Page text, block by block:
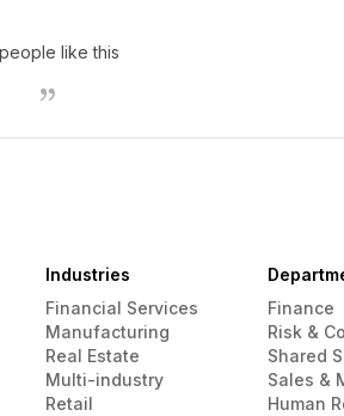
like this
Industries
Financial Services
Manufacturing
Real Estate
Multi-industry
Retail
Finance
Risk &
Shared
Sales &
Human